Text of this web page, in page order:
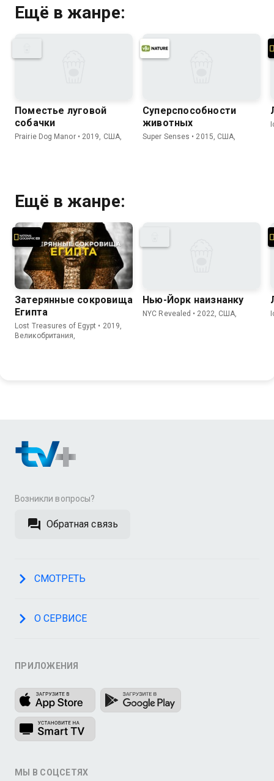
Ещё в жанре:
Поместье луговой
собачки
Prairie Dog Manor • 2019, США,
Суперспособности
животных
Super Senses • 2015, США,
Ещё в жанре:
Затерянные сокровища
Египта
Lost Treasures of Egypt • 2019,
Великобритания,
Нью-Йорк наизнанку
NYC Revealed • 2022, США,
Возникли вопросы?
Обратная связь
СМОТРЕТЬ
О СЕРВИСЕ
ПРИЛОЖЕНИЯ
МЫ В СОЦСЕТЯХ